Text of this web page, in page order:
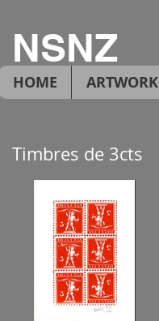
NSNZ
HOME ARTWORK
Timbres de 3cts